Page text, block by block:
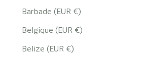
Barbade (EUR €)
Belgique (EUR €)
Belize (EUR €)